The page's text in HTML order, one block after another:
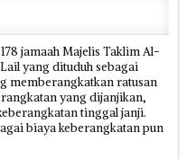
jamaah Majelis Taklim Al-
yang dituduh sebagai
memberangkatkan ratusan
yang dijanjikan,
tinggal janji.
biaya keberangkatan pun